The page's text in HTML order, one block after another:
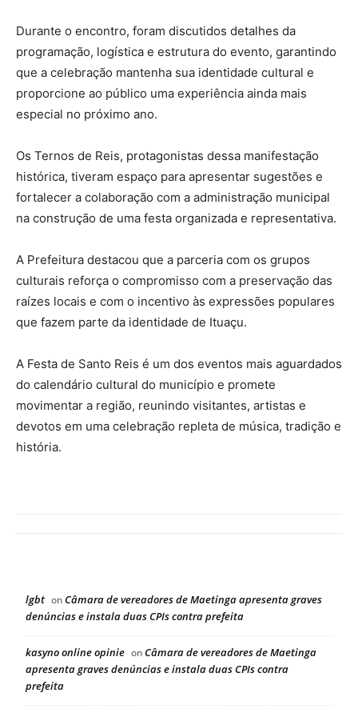
Durante o encontro, foram discutidos detalhes da
programação, logística e estrutura do evento, garantindo
que a celebração mantenha sua identidade cultural e
proporcione ao público uma experiência ainda mais
especial no próximo ano.
Os Ternos de Reis, protagonistas dessa manifestação
histórica, tiveram espaço para apresentar sugestões e
fortalecer a colaboração com a administração municipal
na construção de uma festa organizada e representativa.
A Prefeitura destacou que a parceria com os grupos
culturais reforça o compromisso com a preservação das
raízes locais e com o incentivo às expressões populares
que fazem parte da identidade de Ituaçu.
A Festa de Santo Reis é um dos eventos mais aguardados
do calendário cultural do município e promete
movimentar a região, reunindo visitantes, artistas e
devotos em uma celebração repleta de música, tradição e
história.
lgbt onCâmara de vereadores de Maetinga apresenta graves
denúncias e instala duas CPIs contra prefeita
kasyno online opinie onCâmara de vereadores de Maetinga
apresenta graves denúncias e instala duas CPIs contra
prefeita